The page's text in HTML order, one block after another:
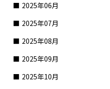
2025年06月
2025年07月
2025年08月
2025年09月
2025年10月